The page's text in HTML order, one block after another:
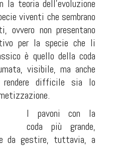
la teoria dell'evoluzione
viventi che sembrano
non presentano
per la specie che li
è quello della coda
visibile, ma anche
rendere difficile sia lo
I pavoni con la
coda più grande,
da gestire, tuttavia, a